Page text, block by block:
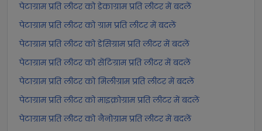
पेटाग्राम प्रति लीटर को डेकाग्राम प्रति लीटर में बदलें
पेटाग्राम प्रति लीटर को ग्राम प्रति लीटर में बदलें
पेटाग्राम प्रति लीटर को डेसिग्राम प्रति लीटर में बदलें
पेटाग्राम प्रति लीटर को सेंटिग्राम प्रति लीटर में बदलें
पेटाग्राम प्रति लीटर को मिलीग्राम प्रति लीटर में बदलें
पेटाग्राम प्रति लीटर को माइक्रोग्राम प्रति लीटर में बदलें
पेटाग्राम प्रति लीटर को नैनोग्राम प्रति लीटर में बदलें